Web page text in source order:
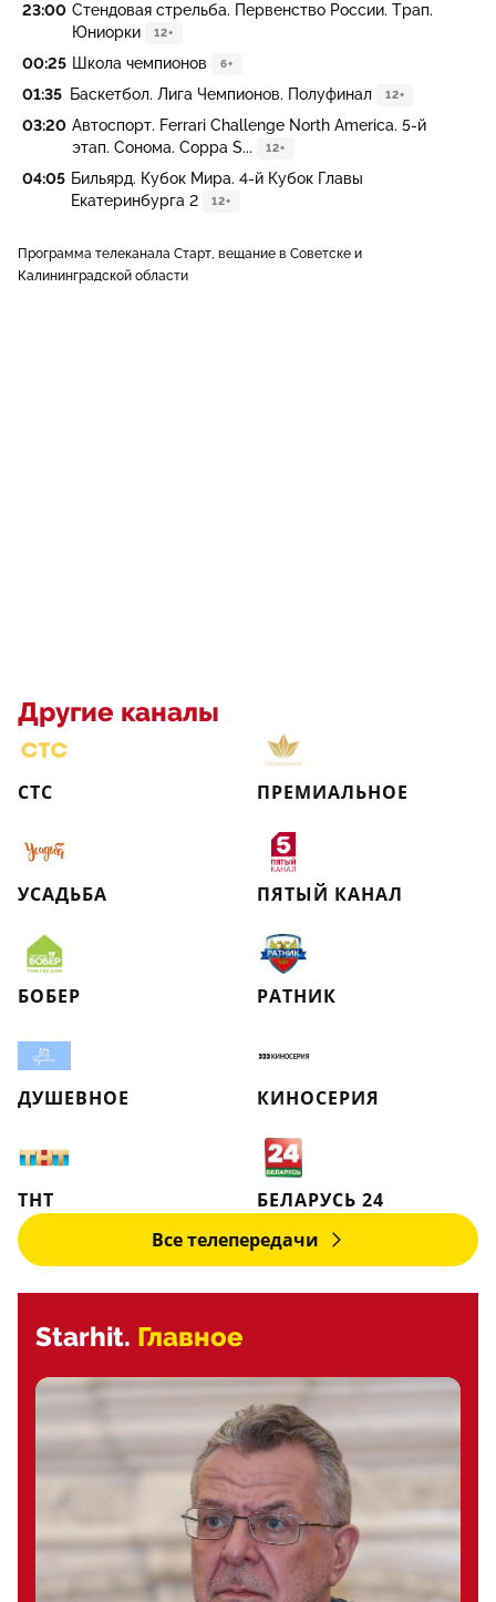
23:00 Стендовая стрельба. Первенство России. Трап.
Юниорки
12+
00:25 Школа чемпионов 6+
01:35 Баскетбол. Лига Чемпионов. Полуфинал 12+
03:20 Автоспорт. Ferrari Challenge North America. 5-й
этап. Сонома. Coppa S...
12+
04:05 Бильярд. Кубок Мира. 4-й Кубок Главы
Екатеринбурга 2
12+
Программа телеканала Старт, вещание в Советске и
Калининградской области
Другие каналы
СТС ПРЕМИАЛЬНОЕ
УСАДЬБА ПЯТЫЙ КАНАЛ
БОБЕР РАТНИК
ДУШЕВНОЕ КИНОСЕРИЯ
ТНТ
БЕЛАРУСЬ 24
Все телепередачи
Starhit. Главное